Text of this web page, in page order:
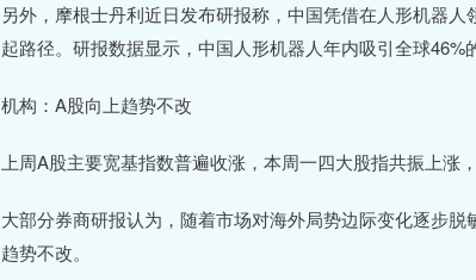
另外，摩根士丹利近日发布研报称，中国凭借在人形机器
起路径。研报数据显示，中国人形机器人年内吸引全球46%
机构：A股向上趋势不改
上周A股主要宽基指数普遍收涨，本周一四大股指共振上涨
大部分券商研报认为，随着市场对海外局势边际变化逐步
趋势不改。